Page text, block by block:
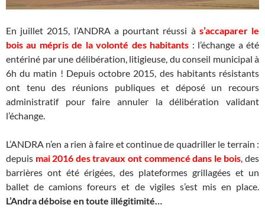
En juillet 2015, l’ANDRA a pourtant réussi à s’accaparer le
bois au mépris de la volonté des habitants : l’échange a été
entériné par une délibération, litigieuse, du conseil municipal à
6h du matin ! Depuis octobre 2015, des habitants résistants
ont tenu des réunions publiques et déposé un recours
administratif pour faire annuler la délibération validant
l’échange.
L’ANDRA n’en a rien à faire et continue de quadriller le terrain :
depuis mai 2016 des travaux ont commencé dans le bois , des
barrières ont été érigées, des plateformes grillagées et un
ballet de camions foreurs et de vigiles s’est mis en place.
L’Andra déboise en toute illégitimité…